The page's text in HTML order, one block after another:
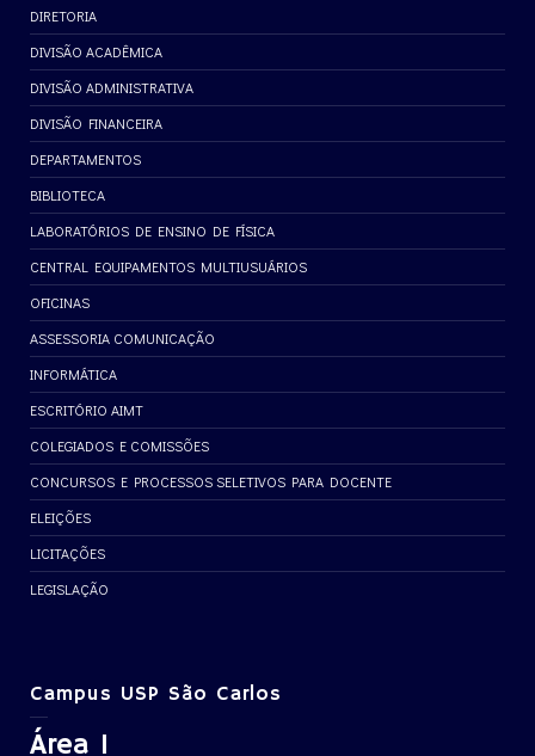
DIRETORIA
DIVISÃO ACADÊMICA
DIVISÃO ADMINISTRATIVA
DIVISÃO FINANCEIRA
DEPARTAMENTOS
BIBLIOTECA
LABORATÓRIOS DE ENSINO DE FÍSICA
CENTRAL EQUIPAMENTOS MULTIUSUÁRIOS
OFICINAS
ASSESSORIA COMUNICAÇÃO
INFORMÁTICA
ESCRITÓRIO AIMT
COLEGIADOS E COMISSÕES
CONCURSOS E PROCESSOS SELETIVOS PARA DOCENTE
ELEIÇÕES
LICITAÇÕES
LEGISLAÇÃO
Campus USP São Carlos
Área 1